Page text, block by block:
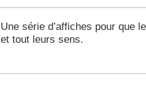
Une série d’affiches pour que
et tout leurs sens.